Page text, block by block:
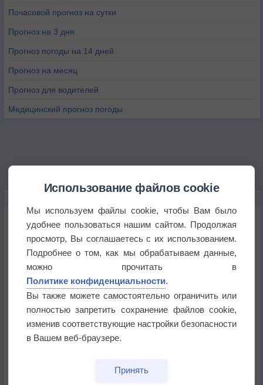
Почасовой прогноз на сутки
Прогноз на 3 дня
Прогноз погоды на 14 дней
Прогноз на месяц
Прогноз для водителей
Медицинский прогноз погоды
Приложение построит маршрут через тень
Атмосфера начала замерзать
В Приморье обнаружены морские волны тепла
Изменение климата повлияло на ареал обитания
бабочек
Использование файлов cookie
Мы используем файлы cookie, чтобы Вам было
удобнее пользоваться нашим сайтом. Продолжая
просмотр, Вы соглашаетесь с их использованием.
Подробнее о том, как мы обрабатываем данные,
можно прочитать в
Политике конфиденциальности.
Вы также можете самостоятельно ограничить или
полностью запретить сохранение файлов cookie,
изменив соответствующие настройки безопасности
в Вашем веб-браузере.
Принять